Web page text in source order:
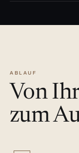
ABLAUF
Von
zum